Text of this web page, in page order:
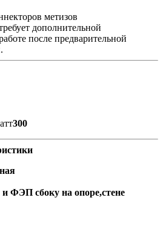
метизов
дополнительной
после предварительной
300
ФЭП сбоку на опоре,стене